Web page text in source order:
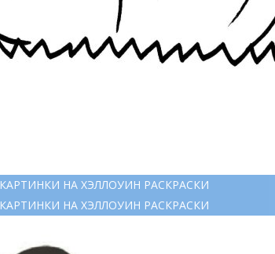
КАРТИНКИ НА ХЭЛЛОУИН РАСКРАСКИ
КАРТИНКИ НА ХЭЛЛОУИН РАСКРАСКИ